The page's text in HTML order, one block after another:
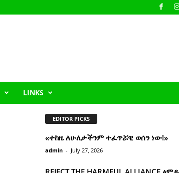
LINKS
EDITOR PICKS
«ተከዜ ለሁለታችንም ተፈጥሯዊ ወሰን ነው!»
admin - July 27, 2026